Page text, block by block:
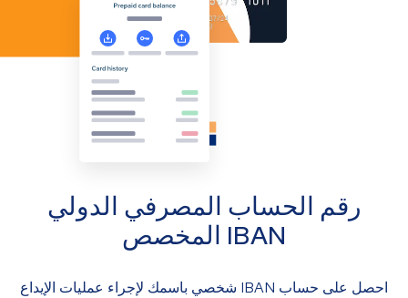
رقم الحساب المصرفي الدولي
IBAN المخصص
احصل على حساب IBAN شخصي باسمك لإجراء عمليات الإيداع